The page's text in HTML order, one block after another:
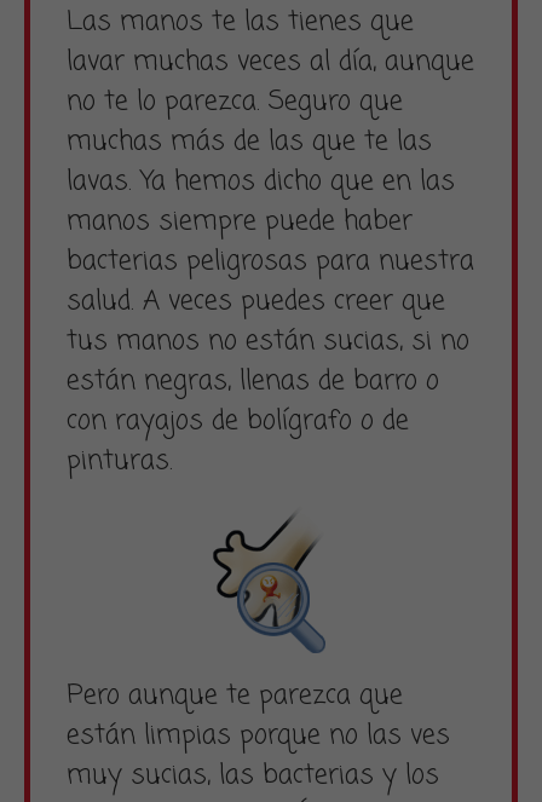
Las manos te las tienes que
lavar muchas veces al día, aunque
no te lo parezca. Seguro que
muchas más de las que te las
lavas. Ya hemos dicho que en las
manos siempre puede haber
bacterias peligrosas para nuestra
salud. A veces puedes creer que
tus manos no están sucias, si no
están negras, llenas de barro o
con rayajos de bolígrafo o de
pinturas.
Pero aunque te parezca que
están limpias porque no las ves
muy sucias, las bacterias y los